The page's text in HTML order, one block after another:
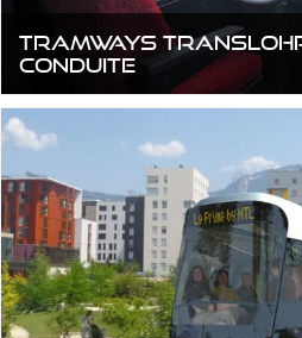
Tramways
conduite